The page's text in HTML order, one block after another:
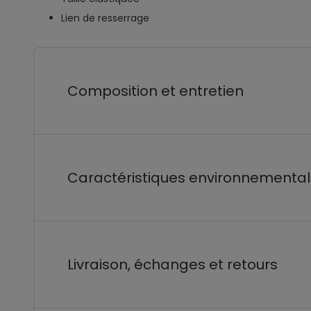
Lien de resserrage
Composition et entretien
Caractéristiques
Livraison, échanges et retours